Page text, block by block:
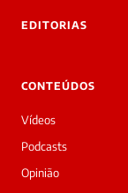
EDITORIAS
CONTEÚDOS
Vídeos
Podcasts
Opinião